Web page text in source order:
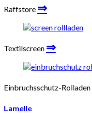
Raffstore ⇒
Textilscreen ⇒
Einbruchsschutz-Rolladen
Lamelle